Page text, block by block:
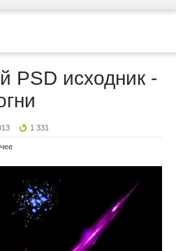
PSD исходник -
1 331